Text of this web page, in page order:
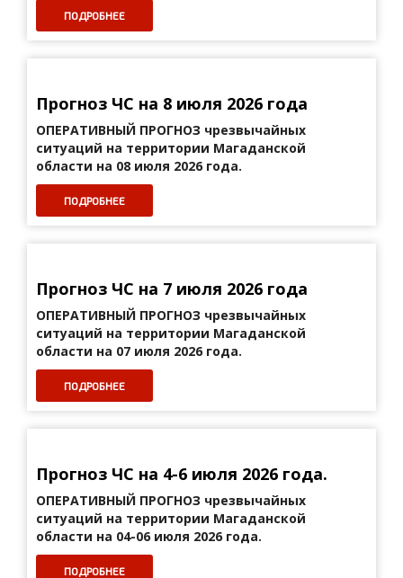
ПОДРОБНЕЕ
Прогноз ЧС на 8 июля 2026 года
ОПЕРАТИВНЫЙ ПРОГНОЗ чрезвычайных
ситуаций на территории Магаданской
области на 08 июля 2026 года.
ПОДРОБНЕЕ
Прогноз ЧС на 7 июля 2026 года
ОПЕРАТИВНЫЙ ПРОГНОЗ чрезвычайных
ситуаций на территории Магаданской
области на 07 июля 2026 года.
ПОДРОБНЕЕ
Прогноз ЧС на 4-6 июля 2026 года.
ОПЕРАТИВНЫЙ ПРОГНОЗ чрезвычайных
ситуаций на территории Магаданской
области на 04-06 июля 2026 года.
ПОДРОБНЕЕ